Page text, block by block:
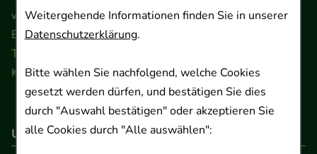
Weitergehende Informationen finden Sie in unserer
Datenschutzerklärung.
Bitte wählen Sie nachfolgend, welche Cookies
gesetzt werden dürfen, und bestätigen Sie dies
durch "Auswahl bestätigen" oder akzeptieren Sie
alle Cookies durch "Alle auswählen":
www.ApoSalis.de· E-Mail:info@ApoSalis.de
Ernst-August-Platz 2 · 30159 Hannover
Telefon 0511 89 71 80 0 · Fax 0511 89 71 80 11
Kontaktformular
Unser Versanddienstleister